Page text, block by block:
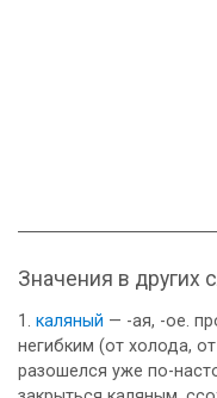
Значения в других
каляный — -ая, -ое.
негибким (от холода,
разошелся уже по-